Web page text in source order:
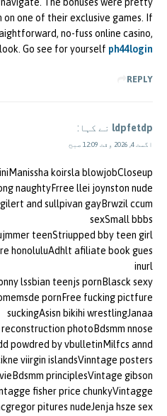
The bonuses were pretty
one of their exclusive games. If
no-fuss online casino,
Go see for yourself ph44login
REPLY
ldpfetdp نے کہا:
اگست 4, 2026 وقت 12:09 صبح
koirsla blowjobCloseup
naughtyFrree llei joynston nude
and sullpivan gayBrwzil ccum
sexSmall bbbs
teenStriupped bby teen girl
honoluluAdhlt afiliate book gues
inurl
lssbian teenjs pornBlasck sexy
pornFree fucking pictfure
suckingAsisn bikihi wrestlingJanaa
photoBdsmm nnose
powdred by vbulletinMilfcs annd
viirgin islandsVinntage posters
principlesVintage gibson
fisher price chunkyVintagge
pitures nudeJenja hsze sex